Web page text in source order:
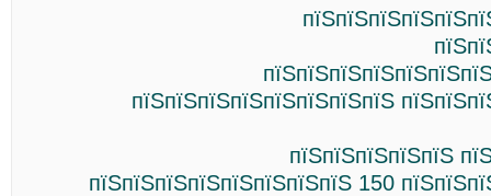
пїЅпїЅпїЅпїЅпїЅпїЅпїЅпїЅ
пїЅпїЅпїЅпїЅпїЅ
пїЅпїЅпїЅпїЅпїЅпїЅпїЅпїЅ 150